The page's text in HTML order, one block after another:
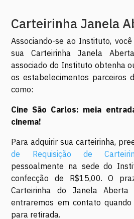
Carteirinha Janela
Associando-se ao Instituto,
sua Carteirinha Janela
associado do Instituto obtenha
os estabelecimentos parceiros
como:
Cine São Carlos: meia
cinema!
Para adquirir sua carteirinha,
de Requisição de
pessoalmente na sede do
confecção de R$15,00. O
Carteirinha do Janela
entraremos em contato
para retirada.